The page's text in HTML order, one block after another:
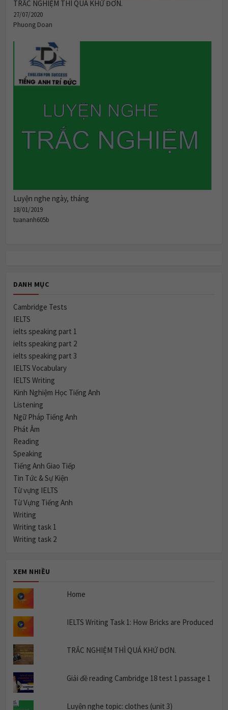
TRẮC NGHIỆM THÌ QUÁ KHỨ ĐƠN.
27/07/2020
Phuong Doan
Luyện nghe ngày, tháng
18/01/2019
tuananh605b
DANH MỤC
Cambridge Tests
IELTS
ielts speaking part 1
ielts speaking part 2
ielts speaking part 3
IELTS Vocabulary
IELTS Writing
Kinh Nghiệm Học Tiếng Anh
Listening
Ngữ Pháp Tiếng Anh
Phát Âm
Reading
Speaking
Tiếng Anh Giao Tiếp
Tin Tức & Sự Kiện
Từ vựng IELTS
Từ Vựng Tiếng Anh
Writing
Writing task 1
Writing task 2
XEM NHIỀU
Home
IELTS Writing Task 1: How Bricks are Produced
TRẮC NGHIỆM THÌ QUÁ KHỨ ĐƠN.
Giải đề reading Cambridge 18 test 1 passage 1
Luyện nghe topic: clothes (unit 3)